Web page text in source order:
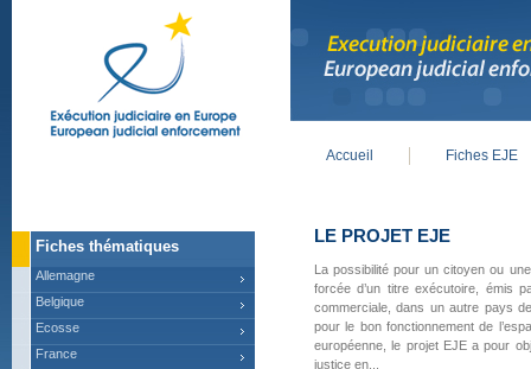
LE PROJET EJE
La possibilité pour un citoyen ou
forcée d’un titre exécutoire, émis
commerciale, dans un autre pays
pour le bon fonctionnement de
européenne, le projet EJE a pour
justice en...
Accueil Fiches EJE
Fiches thématiques
Allemagne
Belgique
Ecosse
France